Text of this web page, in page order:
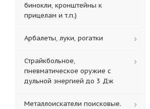
бинокли, кронштейны к
прицелам и т.п.)
Арбалеты, луки, рогатки
Страйкбольное,
пневматическое оружие с
дульной энергией до 3 Дж
Металлоискатели поисковые.